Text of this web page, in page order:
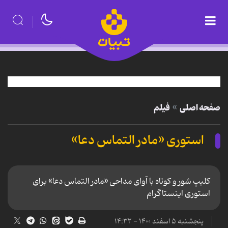
صفحه اصلی فیلم
استوری «مادر التماس دعا»
کلیپ شور و کوتاه با آوای مداحی «مادر التماس دعا» برای
استوری اینستاگرام
پنجشنبه ۵ اسفند ۱۴۰۰ - ۱۴:۳۲